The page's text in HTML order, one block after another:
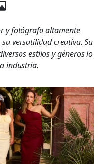
y fotógrafo altamente
versatilidad creativa. Su
estilos y géneros lo
industria.